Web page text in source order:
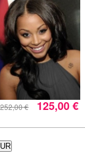
252,00 € 125,00 €